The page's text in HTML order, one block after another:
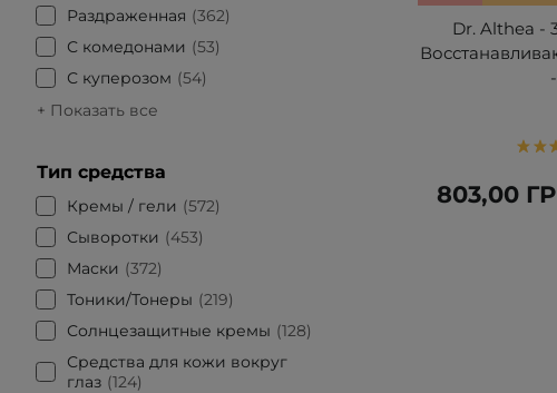
Раздраженная
362
С комедонами
53
С куперозом
54
+ Показать все
Тип средства
Кремы / гели
572
Сыворотки
453
Маски
372
Тоники/Тонеры
219
Солнцезащитные кремы
128
Средства для кожи вокруг
глаз 124
Dr. Althea -
803,00